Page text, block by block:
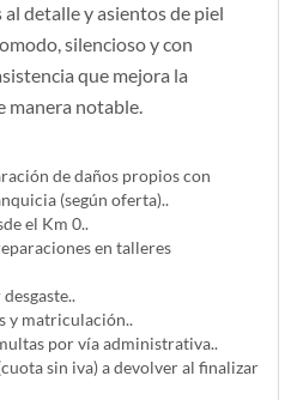
detalle y asientos de piel
silencioso y con
que mejora la
manera notable.
de daños propios con
(según oferta)..
el Km 0..
en talleres
y matriculación..
por vía administrativa..
sin iva) a devolver al finalizar